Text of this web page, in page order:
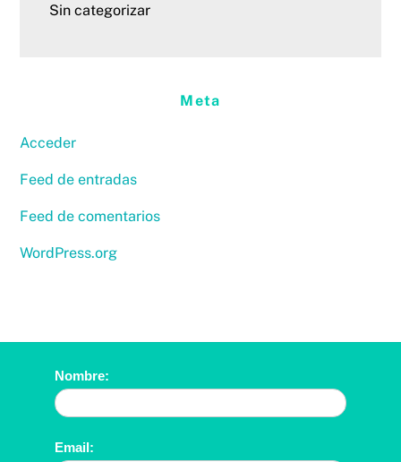
Sin categorizar
Meta
Acceder
Feed de entradas
Feed de comentarios
WordPress.org
Contáctanos
Nombre:
Email: